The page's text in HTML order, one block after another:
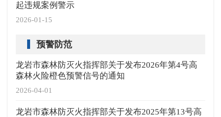
2026-01-15
起违规案例警示
预警防范
2026-04-01
龙岩市森林防灭火指挥部关于发布2026年第4号高
森林火险橙色预警信号的通知
龙岩市森林防灭火指挥部关于发布2025年第13号高